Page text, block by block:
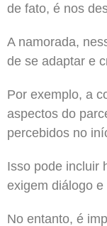
de fato, é nos
A namorada,
de se adaptar e
Por exemplo, a
aspectos do
percebidos no
Isso pode incluir
exigem diálogo e
No entanto, é